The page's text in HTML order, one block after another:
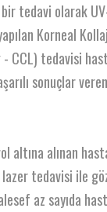
tedavi olarak
Korneal
CCL) tedavisi
sonuçlar
altına alınan
lazer tedavisi ile
az sayıda